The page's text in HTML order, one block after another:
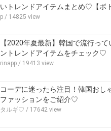
いトレンドアイテムまとめ♡【ボ
p / 14825 view
【2020年夏最新】韓国で流行っ
ントレンドアイテムをチェック♡
rinapp / 19413 view
コーデに迷ったら注目！韓国お
ファッションをご紹介♡
タルギ♡ / 17642 view